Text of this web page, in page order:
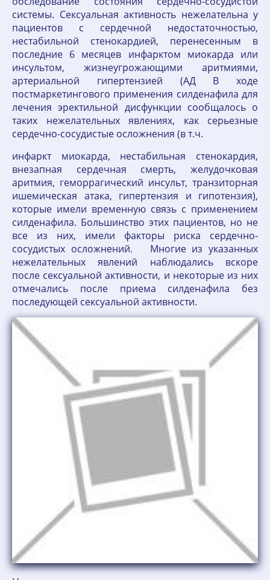
системы. Сексуальная активность нежелательна у
пациентов с сердечной недостаточностью,
нестабильной стенокардией, перенесенным в
последние 6 месяцев инфарктом миокарда или
инсультом, жизнеугрожающими аритмиями,
артериальной гипертензией (АД В ходе
постмаркетингового применения силденафила для
лечения эректильной дисфункции сообщалось о
таких нежелательных явлениях, как серьезные
сердечно-сосудистые осложнения (в т.ч.
инфаркт миокарда, нестабильная стенокардия,
внезапная сердечная смерть, желудочковая
аритмия, геморрагический инсульт, транзиторная
ишемическая атака, гипертензия и гипотензия),
которые имели временную связь с применением
силденафила. Большинство этих пациентов, но не
все из них, имели факторы риска сердечно-
сосудистых осложнений. Многие из указанных
нежелательных явлений наблюдались вскоре
после сексуальной активности, и некоторые из них
отмечались после приема силденафила без
последующей сексуальной активности.